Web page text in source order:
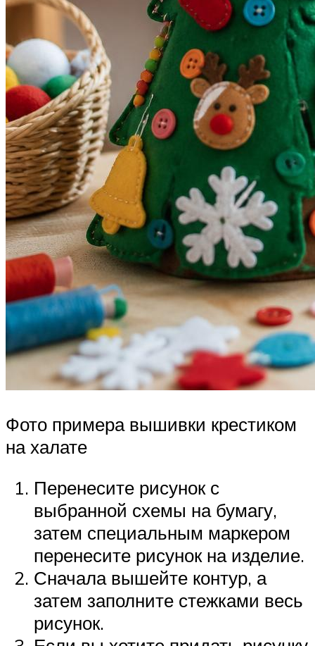
Фото примера вышивки крестиком
на халате
Перенесите рисунок с
выбранной схемы на бумагу,
затем специальным маркером
перенесите рисунок на изделие.
Сначала вышейте контур, а
затем заполните стежками весь
рисунок.